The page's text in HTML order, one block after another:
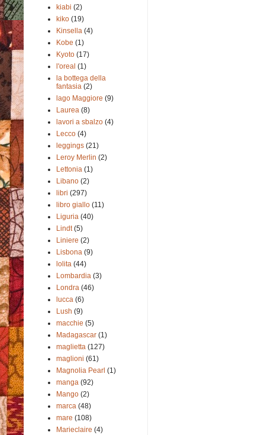
kiabi (2)
kiko (19)
Kinsella (4)
Kobe (1)
Kyoto (17)
l'oreal (1)
la bottega della
fantasia (2)
lago Maggiore (9)
Laurea (8)
lavori a sbalzo (4)
Lecco (4)
leggings (21)
Leroy Merlin (2)
Lettonia (1)
Libano (2)
libri (297)
libro giallo (11)
Liguria (40)
Lindt (5)
Liniere (2)
Lisbona (9)
lolita (44)
Lombardia (3)
Londra (46)
lucca (6)
Lush (9)
macchie (5)
Madagascar (1)
maglietta (127)
maglioni (61)
Magnolia Pearl (1)
manga (92)
Mango (2)
marca (48)
mare (108)
Marieclaire (4)